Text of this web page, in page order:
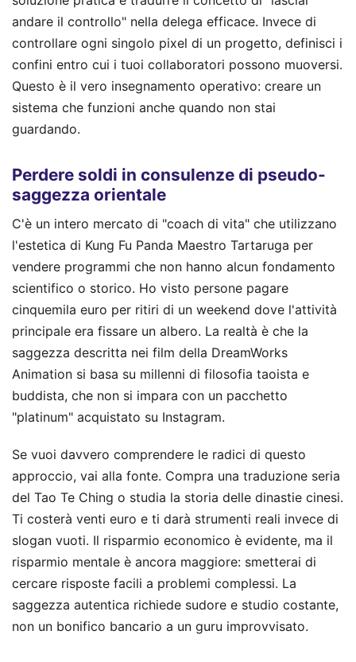
andare il controllo" nella delega efficace. Invece di
controllare ogni singolo pixel di un progetto, definisci i
confini entro cui i tuoi collaboratori possono muoversi.
Questo è il vero insegnamento operativo: creare un
sistema che funzioni anche quando non stai
guardando.
Perdere soldi in consulenze di pseudo-
saggezza orientale
C'è un intero mercato di "coach di vita" che utilizzano
l'estetica di Kung Fu Panda Maestro Tartaruga per
vendere programmi che non hanno alcun fondamento
scientifico o storico. Ho visto persone pagare
cinquemila euro per ritiri di un weekend dove l'attività
principale era fissare un albero. La realtà è che la
saggezza descritta nei film della DreamWorks
Animation si basa su millenni di filosofia taoista e
buddista, che non si impara con un pacchetto
"platinum" acquistato su Instagram.
Se vuoi davvero comprendere le radici di questo
approccio, vai alla fonte. Compra una traduzione seria
del Tao Te Ching o studia la storia delle dinastie cinesi.
Ti costerà venti euro e ti darà strumenti reali invece di
slogan vuoti. Il risparmio economico è evidente, ma il
risparmio mentale è ancora maggiore: smetterai di
cercare risposte facili a problemi complessi. La
saggezza autentica richiede sudore e studio costante,
non un bonifico bancario a un guru improvvisato.